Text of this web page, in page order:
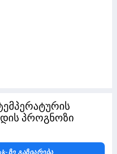
პროგნოზი
Ზე Გაზიარება